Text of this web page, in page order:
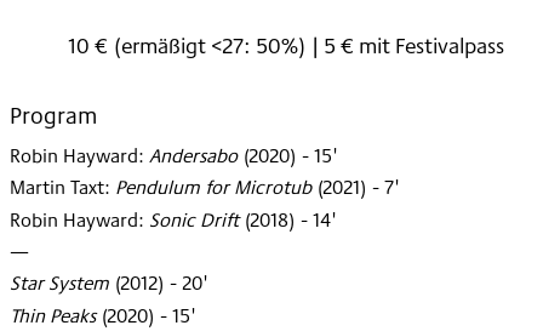
10 € (ermäßigt <27: 50%) | 5 € mit Festivalpass
Program
Robin Hayward: Andersabo (2020) - 15'
Martin Taxt: Pendulum for Microtub (2021) - 7'
Robin Hayward: Sonic Drift (2018) - 14'
—
Star System (2012) - 20'
Thin Peaks (2020) - 15'